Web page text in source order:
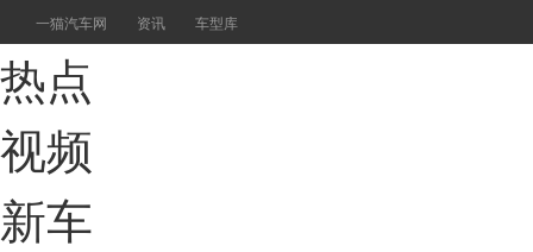
一猫汽车网 资讯 车型库
热点
视频
新车